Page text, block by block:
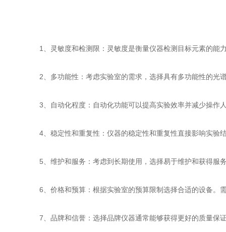
1、灵敏度和检测限：灵敏度是衡量仪器检测目标元素的能
2、多功能性：考虑实验室的需求，选择具有多功能性的光
3、自动化程度：自动化功能可以提高实验效率并减少操作
4、稳定性和重复性：仪器的稳定性和重复性直接影响实验
5、维护和服务：考虑到长期使用，选择易于维护和获得服
6、价格和预算：根据实验室的预算限制选择合适的设备。
7、品牌和信誉：选择品牌仪器通常能够获得更好的质量保